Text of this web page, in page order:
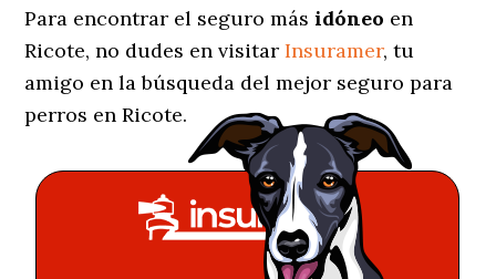
Para encontrar el seguro másidóneo en
Ricote, no dudes en visitarInsuramer, tu
amigo en la búsqueda del mejor seguro para
perros en Ricote.